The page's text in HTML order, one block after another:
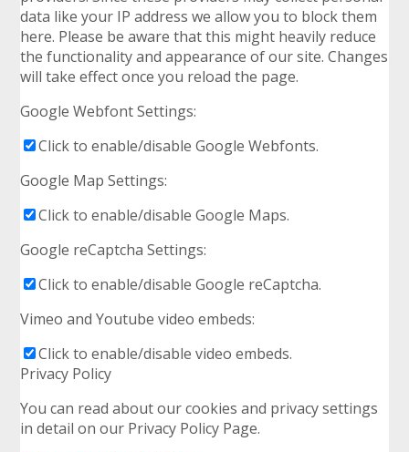
data like your IP address we allow you to block them
here. Please be aware that this might heavily reduce
the functionality and appearance of our site. Changes
will take effect once you reload the page.
Google Webfont Settings:
Click to enable/disable Google Webfonts.
Google Map Settings:
Click to enable/disable Google Maps.
Google reCaptcha Settings:
Click to enable/disable Google reCaptcha.
Vimeo and Youtube video embeds:
Click to enable/disable video embeds.
Privacy Policy
You can read about our cookies and privacy settings
in detail on our Privacy Policy Page.